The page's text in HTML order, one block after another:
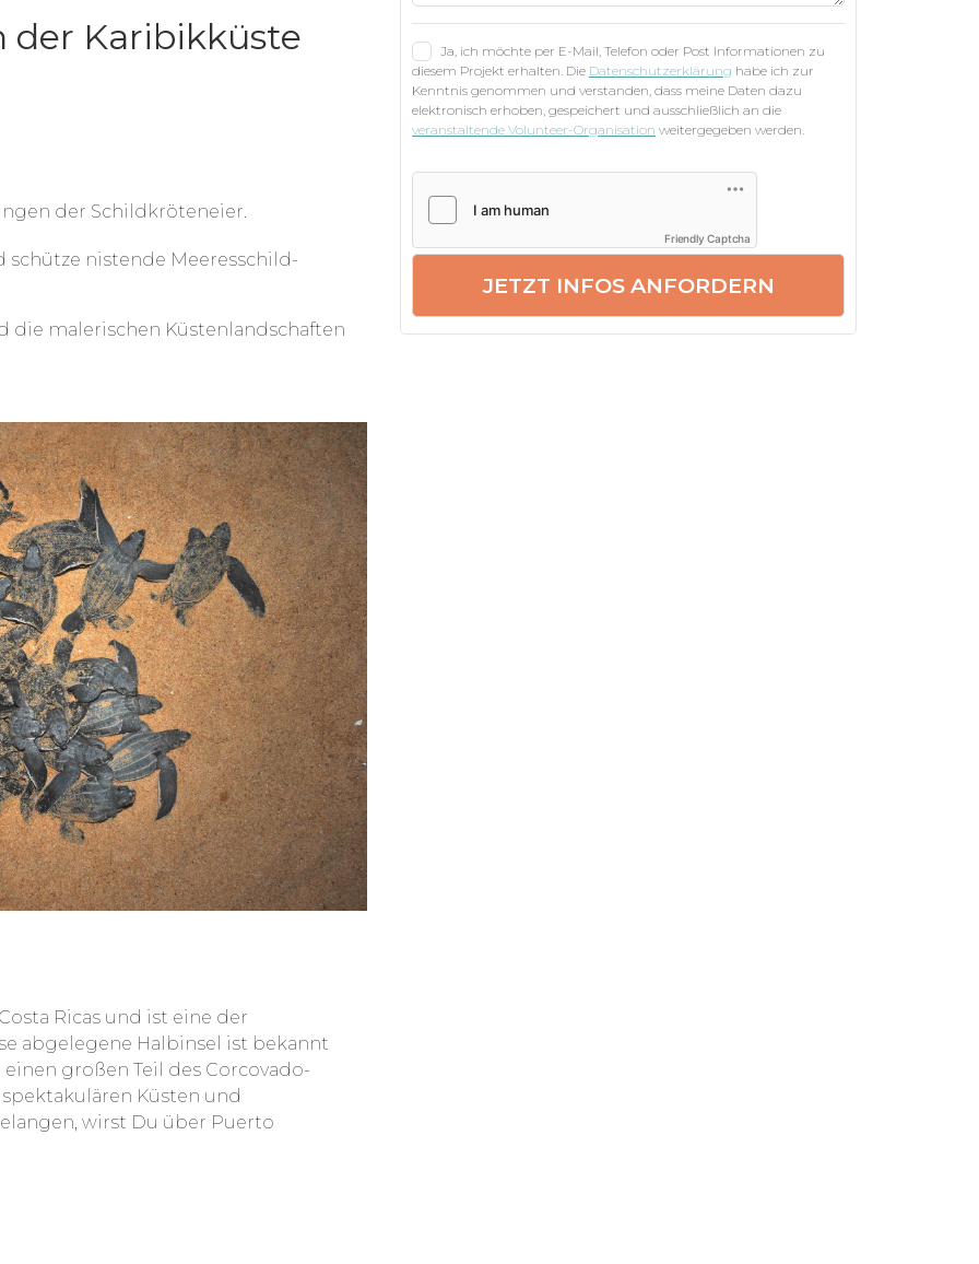
der Karibikküste
wirst Du an verschiedenen
wie zum Beispiel:
gibt Dir die Chance, wirklich etwas
sinnvolle Naturschutzarbeit zu
Strände und
erkunden. Du wirst mit engagierten
zusammenarbeiten und
Meeresnaturschutz erwerben.
der Schild­krö­ten­eier.
schütze nistende Meeres­schild­
die maleri­schen Küsten­land­schaften
Ricas und ist eine der
abgelegene Halbinsel ist bekannt
großen Teil des Corcovado-
Küsten und
wirst Du über Puerto
Ja, ich möchte per E-Mail, Telefon oder Post Informationen zu
diesem Projekt erhalten. Die Datenschutzerklärung habe ich zur
Kenntnis genommen und verstanden, dass meine Daten dazu
elektronisch erhoben, gespeichert und ausschließlich an die
veranstaltende Volunteer-Organisation weitergegeben werden.
Friendly Captcha